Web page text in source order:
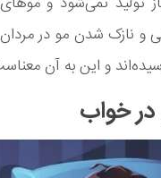
و نازک شدن مو در
و این به آن